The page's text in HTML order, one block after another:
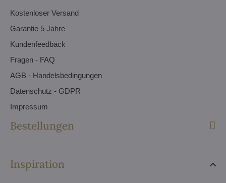
Kostenloser Versand
Garantie 5 Jahre
Kundenfeedback
Fragen - FAQ
AGB - Handelsbedingungen
Datenschutz - GDPR
Impressum
Bestellungen
Inspiration